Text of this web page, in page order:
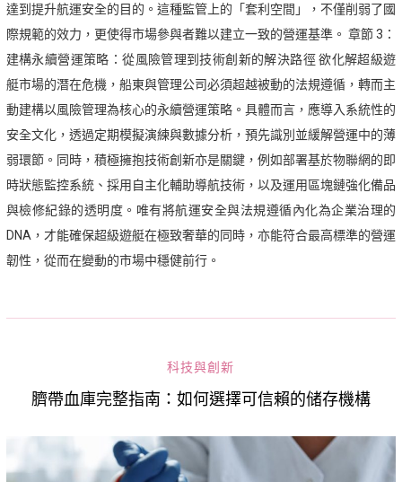
達到提升航運安全的目的。這種監管上的「套利空間」，不僅削弱了國
際規範的效力，更使得市場參與者難以建立一致的營運基準。 章節 3：
建構永續營運策略：從風險管理到技術創新的解決路徑 欲化解超級遊
艇市場的潛在危機，船東與管理公司必須超越被動的法規遵循，轉而主
動建構以風險管理為核心的永續營運策略。具體而言，應導入系統性的
安全文化，透過定期模擬演練與數據分析，預先識別並緩解營運中的薄
弱環節。同時，積極擁抱技術創新亦是關鍵，例如部署基於物聯網的即
時狀態監控系統、採用自主化輔助導航技術，以及運用區塊鏈強化備品
與檢修紀錄的透明度。唯有將航運安全與法規遵循內化為企業治理的
DNA，才能確保超級遊艇在極致奢華的同時，亦能符合最高標準的營運
韌性，從而在變動的市場中穩健前行。
科技與創新
臍帶血庫完整指南：如何選擇可信賴的储存機構